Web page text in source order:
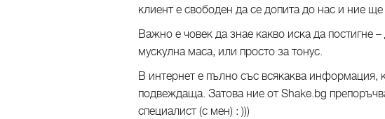
клиент е свободен да се допита до нас и ние
Важно е човек да знае какво иска да постигне
мускулна маса, или просто за тонус.
В интернет е пълно със всякаква информация,
подвеждаща. Затова ние от Shake.bg
специалист (с мен) : )))